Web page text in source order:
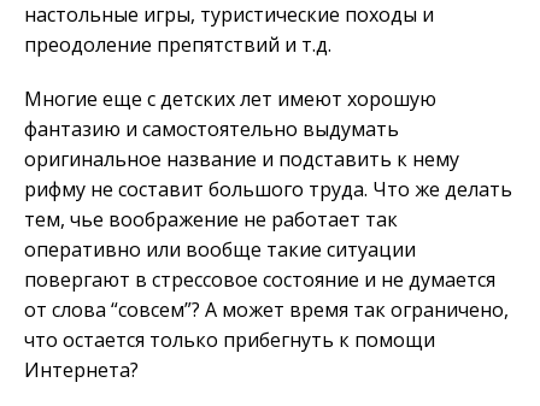
настольные игры, туристические походы и
преодоление препятствий и т.д.
Многие еще с детских лет имеют хорошую
фантазию и самостоятельно выдумать
оригинальное название и подставить к нему
рифму не составит большого труда. Что же делать
тем, чье воображение не работает так
оперативно или вообще такие ситуации
повергают в стрессовое состояние и не думается
от слова “совсем”? А может время так ограничено,
что остается только прибегнуть к помощи
Интернета?